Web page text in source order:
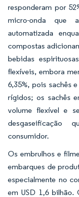
responderam por
micro-onda que
automatizada
compostas
bebidas
flexíveis, embora
6,35%, pois sachês
rígidos; os sachês
volume flexível e
desgaseificação
consumidor.
Os embrulhos e
embarques de
especialmente no
em USD 1,6 bilhão.